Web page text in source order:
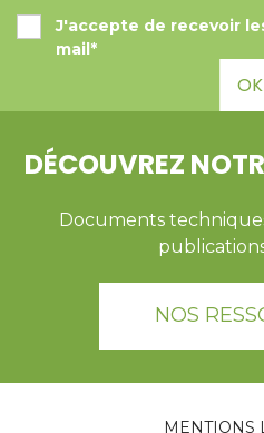
J'accepte de recevoir
mail*
OK
DÉCOUVREZ
Documents
NOS
MENTIONS